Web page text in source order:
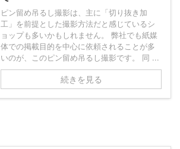
ピン留め吊るし撮影は、主に「切り抜き加
工」を前提とした撮影方法だと感じているシ
ョップも多いかもしれません。 弊社でも紙媒
体での掲載目的を中心に依頼されることが多
いのが、このピン留め吊るし撮影です。 同 ...
続きを見る